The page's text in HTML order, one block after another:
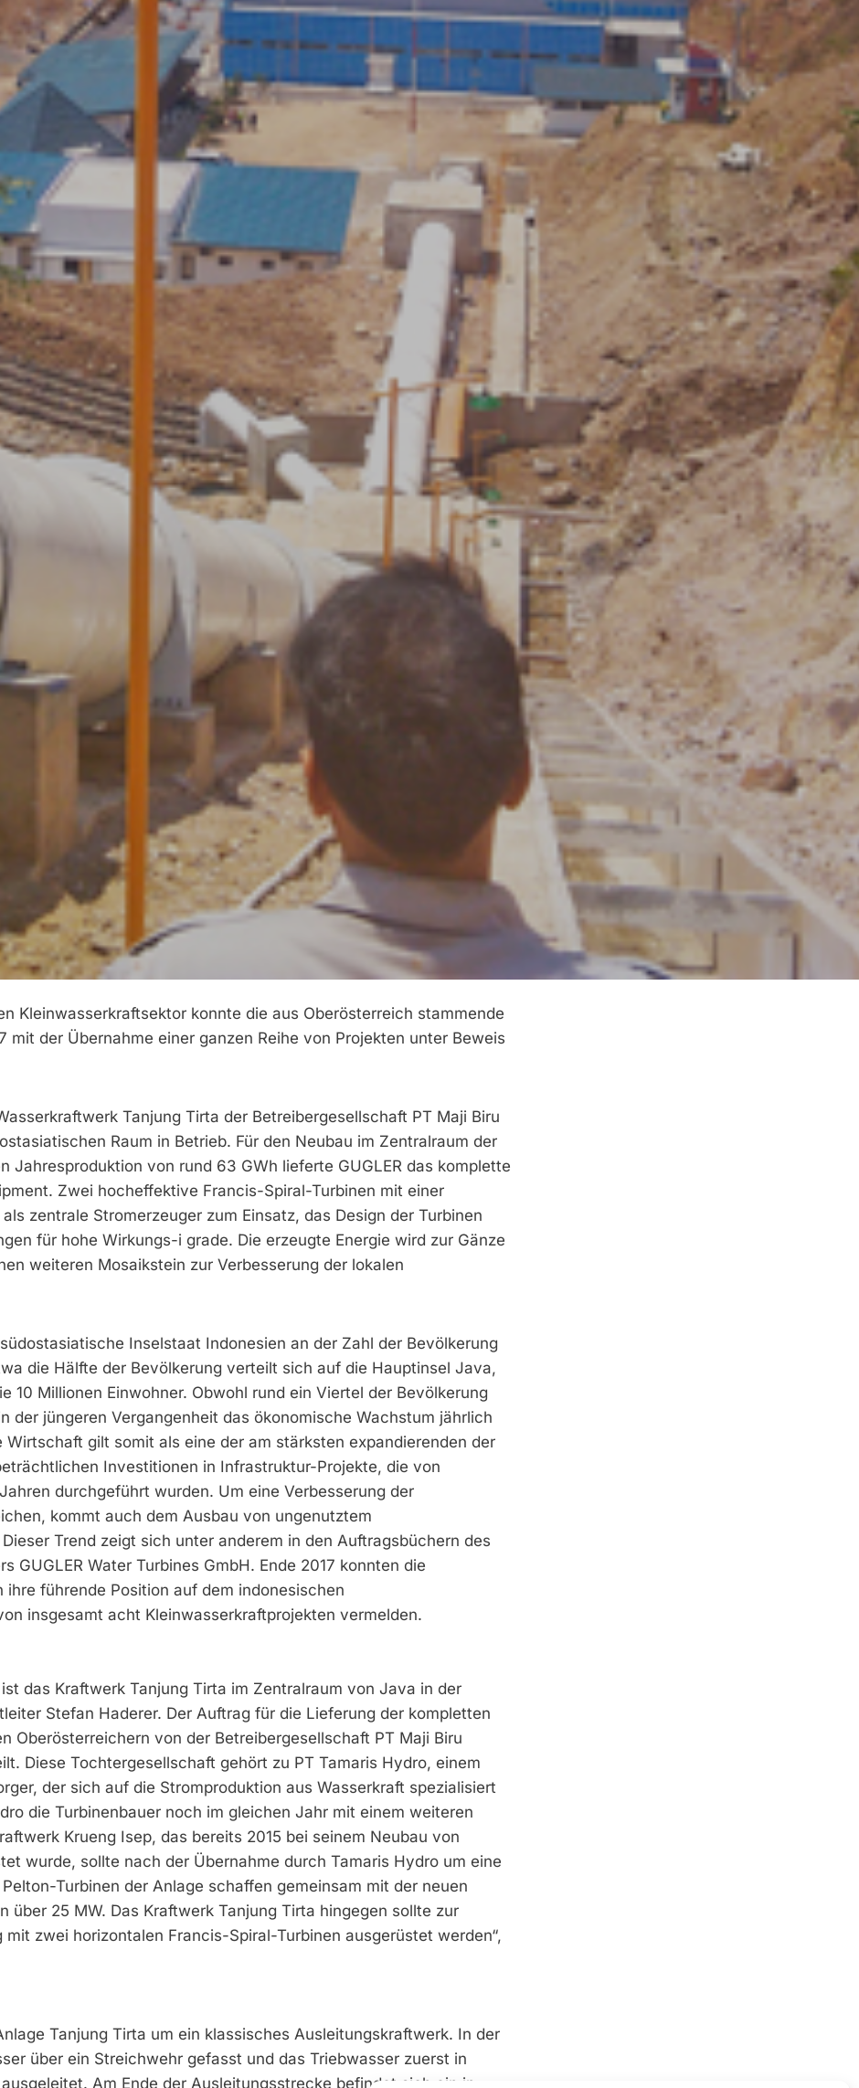
Kleinwasserkraftsektor konnte die aus Oberösterreich stammende
mit der Übernahme einer ganzen Reihe von Projekten unter Beweis
Tanjung Tirta der Betreibergesellschaft PT Maji Biru
Raum in Betrieb. Für den Neubau im Zentralraum der
Jahresproduktion von rund 63 GWh lieferte GUGLER das komplette
Zwei hocheffektive Francis-Spiral-Turbinen mit einer
zentrale Stromerzeuger zum Einsatz, das Design der Turbinen
für hohe Wirkungs-i grade. Die erzeugte Energie wird zur Gänze
weiteren Mosaikstein zur Verbesserung der lokalen
Inselstaat Indonesien an der Zahl der Bevölkerung
die Hälfte der Bevölkerung verteilt sich auf die Hauptinsel Java,
10 Millionen Einwohner. Obwohl rund ein Viertel der Bevölkerung
der jüngeren Vergangenheit das ökonomische Wachstum jährlich
gilt somit als eine der am stärksten expandierenden der
Investitionen in Infrastruktur-Projekte, die von
durchgeführt wurden. Um eine Verbesserung der
kommt auch dem Ausbau von ungenutztem
Trend zeigt sich unter anderem in den Auftragsbüchern des
GUGLER Water Turbines GmbH. Ende 2017 konnten die
führende Position auf dem indonesischen
insgesamt acht Kleinwasserkraftprojekten vermelden.
das Kraftwerk Tanjung Tirta im Zentralraum von Java in der
Stefan Haderer. Der Auftrag für die Lieferung der kompletten
Oberösterreichern von der Betreibergesellschaft PT Maji Biru
Diese Tochtergesellschaft gehört zu PT Tamaris Hydro, einem
der sich auf die Stromproduktion aus Wasserkraft spezialisiert
die Turbinenbauer noch im gleichen Jahr mit einem weiteren
Krueng Isep, das bereits 2015 bei seinem Neubau von
wurde, sollte nach der Übernahme durch Tamaris Hydro um eine
Turbinen der Anlage schaffen gemeinsam mit der neuen
über 25 MW. Das Kraftwerk Tanjung Tirta hingegen sollte zur
zwei horizontalen Francis-Spiral-­Turbinen ausgerüstet werden“,
Tanjung Tirta um ein klassisches Ausleitungskraftwerk. In der
über ein Streichwehr gefasst und das Triebwasser zuerst in
Am Ende der Ausleitungsstrecke befindet sich ein in